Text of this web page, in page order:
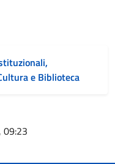
e Biblioteca